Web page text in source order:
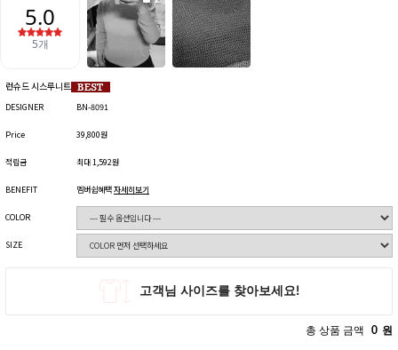
런슈드 시스루니트
DESIGNER BN-8091
Price 39,800원
적립금 최대 1,592원
BENEFIT 멤버쉽혜택자세히보기
COLOR
SIZE
총 상품 금액 0 원